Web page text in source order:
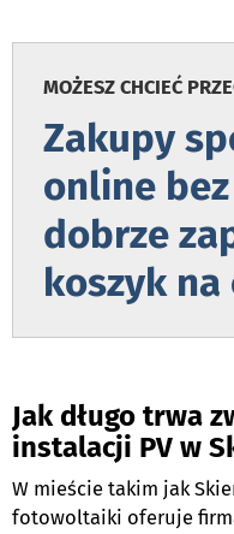
MOŻESZ CHCIEĆ
Zakupy
online
dobrze
koszyk na
Jak długo trwa
instalacji PV w
W mieście takim jak
fotowoltaiki oferuje